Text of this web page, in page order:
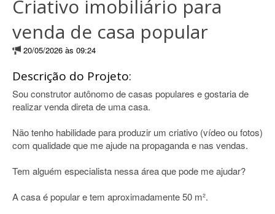
Criativo imobiliário para
venda de casa popular
20/05/2026 às 09:24
Descrição do Projeto:
Sou construtor autônomo de casas populares e gostaria de
realizar venda direta de uma casa.
Não tenho habilidade para produzir um criativo (vídeo ou fotos)
com qualidade que me ajude na propaganda e nas vendas.
Tem alguém especialista nessa área que pode me ajudar?
A casa é popular e tem aproximadamente 50 m².